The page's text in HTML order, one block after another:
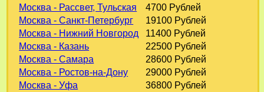
Москва - Рассвет, Тульская
4700 Рублей
Москва - Санкт-Петербург
19100 Рублей
Москва - Нижний Новгород
11400 Рублей
Москва - Казань
22500 Рублей
Москва - Самара
28600 Рублей
Москва - Ростов-на-Дону
29000 Рублей
Москва - Уфа
36800 Рублей